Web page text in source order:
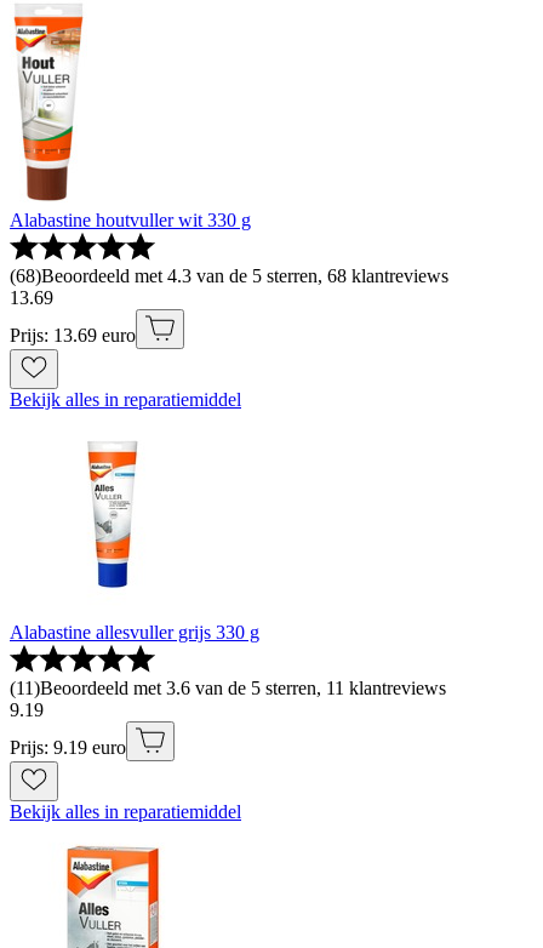
Alabastine houtvuller wit 330 g
(68)Beoordeeld met 4.3 van de 5 sterren, 68 klantreviews
13.69
Prijs: 13.69 euro
Bekijk alles in reparatiemiddel
Alabastine allesvuller grijs 330 g
(11)Beoordeeld met 3.6 van de 5 sterren, 11 klantreviews
9.19
Prijs: 9.19 euro
Bekijk alles in reparatiemiddel